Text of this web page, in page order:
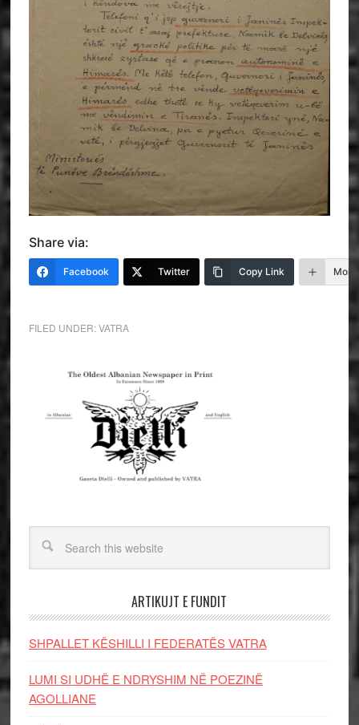
Share via:
Facebook Twitter Copy Link More
FILED UNDER:VATRA
ARTIKUJT E FUNDIT
SHPALLET KËSHILLI I FEDERATËS VATRA
LUMI SI UDHË E NDRYSHIM NË POEZINË
AGOLLIANE